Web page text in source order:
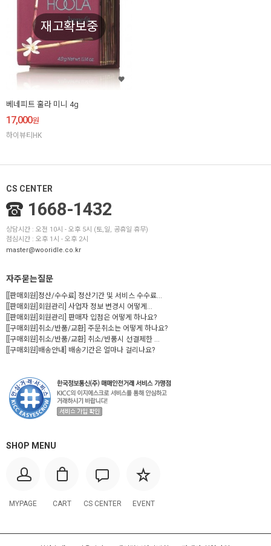
재고확보중
베네피트 훌라 미니 4g
17,000원
하이뷰티HK
CS CENTER
1668-1432
상담시간 : 오전 10시 - 오후 5시 (토,일, 공휴일 휴무)
점심시간 : 오후 1시 - 오후 2시
master@wooridle.co.kr
자주묻는질문
[[판매회원]정산/수수료] 정산기간 및 서비스 수수료...
[[판매회원]회원관리] 사업자 정보 변경시 어떻게...
[[판매회원]회원관리] 판매자 입점은 어떻게 하나요?
[[구매회원]취소/반품/교환] 주문취소는 어떻게 하나요?
[[구매회원]취소/반품/교환] 취소/반품시 선결제한 ...
[[구매회원]배송안내] 배송기간은 얼마나 걸리나요?
SHOP MENU
MYPAGE CART CS CENTER EVENT